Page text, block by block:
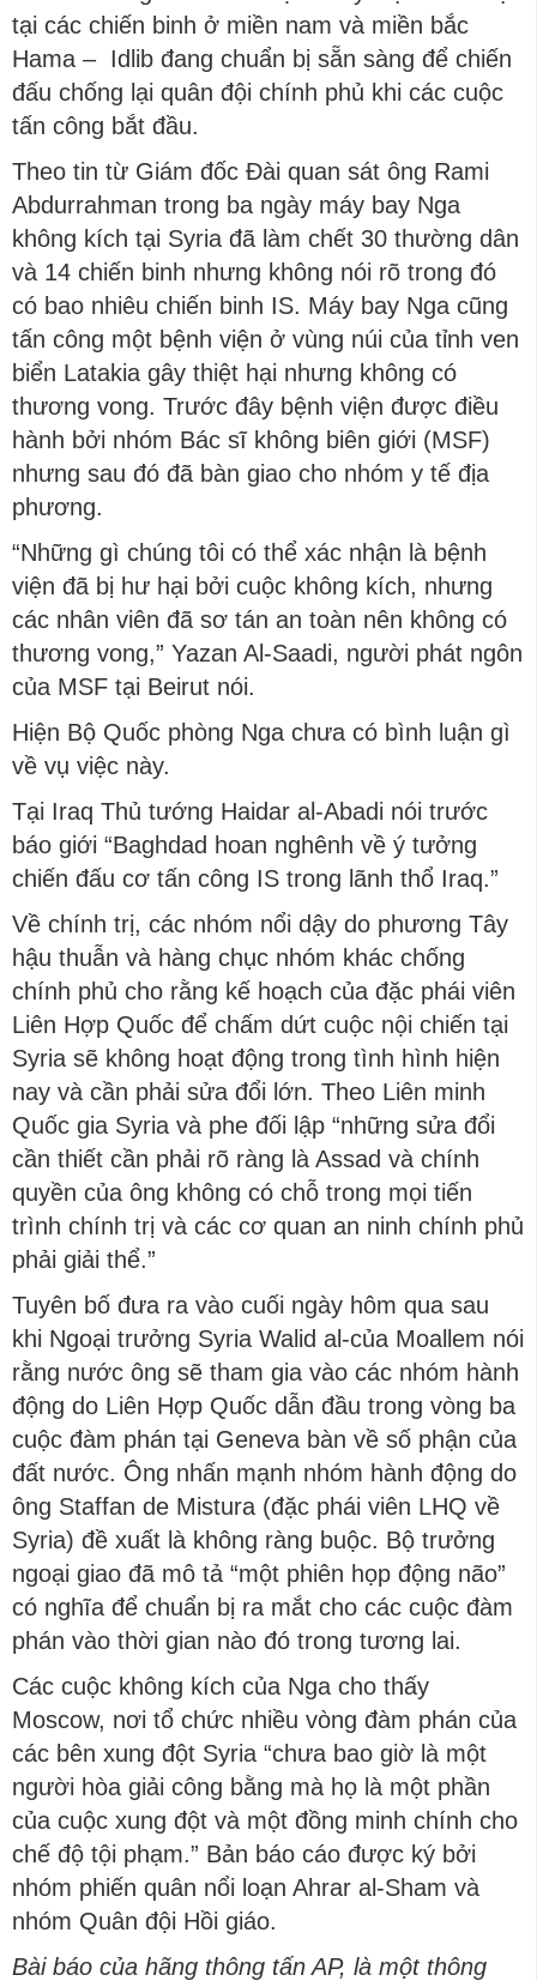
tại các chiến binh ở miền nam và miền bắc
Hama – Idlib đang chuẩn bị sẵn sàng để chiến
đấu chống lại quân đội chính phủ khi các cuộc
tấn công bắt đầu.
Theo tin từ Giám đốc Đài quan sát ông Rami
Abdurrahman trong ba ngày máy bay Nga
không kích tại Syria đã làm chết 30 thường dân
và 14 chiến binh nhưng không nói rõ trong đó
có bao nhiêu chiến binh IS. Máy bay Nga cũng
tấn công một bệnh viện ở vùng núi của tỉnh ven
biển Latakia gây thiệt hại nhưng không có
thương vong. Trước đây bệnh viện được điều
hành bởi nhóm Bác sĩ không biên giới (MSF)
nhưng sau đó đã bàn giao cho nhóm y tế địa
phương.
“Những gì chúng tôi có thể xác nhận là bệnh
viện đã bị hư hại bởi cuộc không kích, nhưng
các nhân viên đã sơ tán an toàn nên không có
thương vong,” Yazan Al-Saadi, người phát ngôn
của MSF tại Beirut nói.
Hiện Bộ Quốc phòng Nga chưa có bình luận gì
về vụ việc này.
Tại Iraq Thủ tướng Haidar al-Abadi nói trước
báo giới “Baghdad hoan nghênh về ý tưởng
chiến đấu cơ tấn công IS trong lãnh thổ Iraq.”
Về chính trị, các nhóm nổi dậy do phương Tây
hậu thuẫn và hàng chục nhóm khác chống
chính phủ cho rằng kế hoạch của đặc phái viên
Liên Hợp Quốc để chấm dứt cuộc nội chiến tại
Syria sẽ không hoạt động trong tình hình hiện
nay và cần phải sửa đổi lớn. Theo Liên minh
Quốc gia Syria và phe đối lập “những sửa đổi
cần thiết cần phải rõ ràng là Assad và chính
quyền của ông không có chỗ trong mọi tiến
trình chính trị và các cơ quan an ninh chính phủ
phải giải thể.”
Tuyên bố đưa ra vào cuối ngày hôm qua sau
khi Ngoại trưởng Syria Walid al-của Moallem nói
rằng nước ông sẽ tham gia vào các nhóm hành
động do Liên Hợp Quốc dẫn đầu trong vòng ba
cuộc đàm phán tại Geneva bàn về số phận của
đất nước. Ông nhấn mạnh nhóm hành động do
ông Staffan de Mistura (đặc phái viên LHQ về
Syria) đề xuất là không ràng buộc. Bộ trưởng
ngoại giao đã mô tả “một phiên họp động não”
có nghĩa để chuẩn bị ra mắt cho các cuộc đàm
phán vào thời gian nào đó trong tương lai.
Các cuộc không kích của Nga cho thấy
Moscow, nơi tổ chức nhiều vòng đàm phán của
các bên xung đột Syria “chưa bao giờ là một
người hòa giải công bằng mà họ là một phần
của cuộc xung đột và một đồng minh chính cho
chế độ tội phạm.” Bản báo cáo được ký bởi
nhóm phiến quân nổi loạn Ahrar al-Sham và
nhóm Quân đội Hồi giáo.
Bài báo của hãng thông tấn AP, là một thông